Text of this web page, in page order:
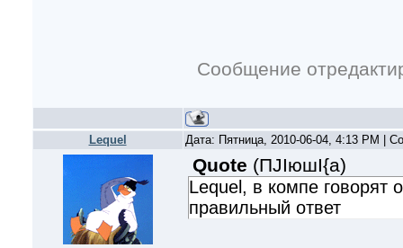
Сообщение
Lequel Дата: Пятница, 2010-06-04, 4:13 PM |
Quote (ПJIюшI{а)
Lequel, в компе говорят
правильный ответ